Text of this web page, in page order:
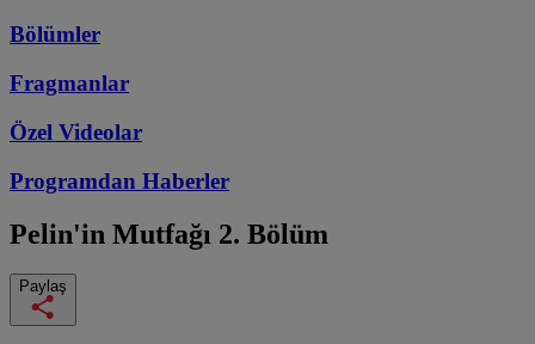
Bölümler
Fragmanlar
Özel Videolar
Programdan Haberler
Pelin'in Mutfağı 2. Bölüm
Paylaş